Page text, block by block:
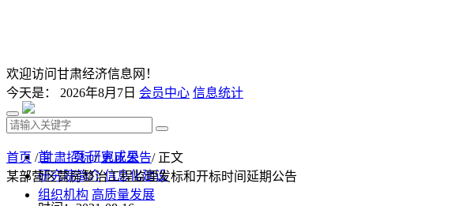
欢迎访问甘肃经济信息网！
今天是： 2026年8月7日 会员中心 信息统计
首 页 研究成果
研究院简介 信息化建设
组织机构 高质量发展
首页 /甘肃招标/更正公告/ 正文
某部营区营房整治工程监理发标和开标时间延期公告